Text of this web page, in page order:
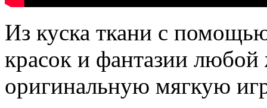
Из куска ткани с
красок и фантазии
оригинальную мягкую